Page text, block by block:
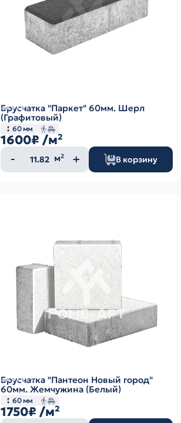
Брусчатка "Паркет" 60мм. Шерл
(Графитовый)
60 мм
1600₽ /м²
Количество
товара
м² В корзину
Брусчатка "Пантеон Новый город"
60мм. Жемчужина (Белый)
60 мм
1750₽ /м²